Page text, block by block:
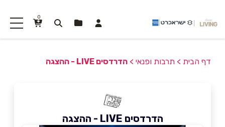
0
דף הבית > תרבות ופנאי > הדרדסים LIVE - ההצגה
הדרדסים LIVE - ההצגה